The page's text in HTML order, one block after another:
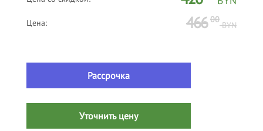
Цена: 466 00
BYN
Рассрочка
Уточнить цену